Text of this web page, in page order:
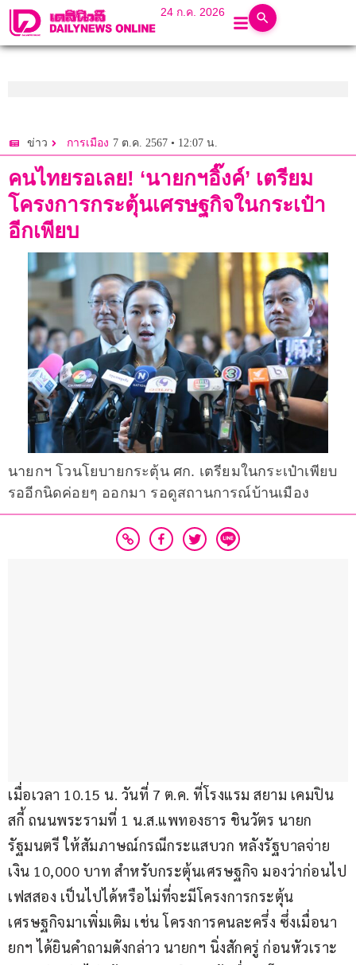
24 ก.ค. 2026
ข่าว การเมือง 7 ต.ค. 2567 • 12:07 น.
คนไทยรอเลย! ‘นายกฯอิ๊งค์’ เตรียม
โครงการกระตุ้นเศรษฐกิจในกระเป๋า
อีกเพียบ
นายกฯ โวนโยบายกระตุ้น ศก. เตรียมในกระเป๋าเพียบ
รออีกนิดค่อยๆ ออกมา รอดูสถานการณ์บ้านเมือง
เมื่อเวลา 10.15 น. วันที่ 7 ต.ค. ที่โรงแรม สยาม เคมปิน
สกี้ ถนนพระรามที่ 1 น.ส.แพทองธาร ชินวัตร นายก
รัฐมนตรี ให้สัมภาษณ์กรณีกระแสบวก หลังรัฐบาลจ่าย
เงิน 10,000 บาท สำหรับกระตุ้นเศรษฐกิจ มองว่าก่อนไป
เฟสสอง เป็นไปได้หรือไม่ที่จะมีโครงการกระตุ้น
เศรษฐกิจมาเพิ่มเติม เช่น โครงการคนละครึ่ง ซึ่งเมื่อนา
ยกฯ ได้ยินคำถามดังกล่าว นายกฯ นิ่งสักครู่ ก่อนหัวเราะ